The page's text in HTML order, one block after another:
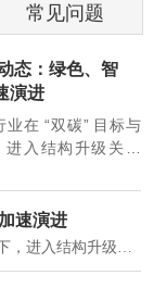
常见问题
态：绿色、智
演进
业在 “双碳” 目标与
入结构升级关键
格局持续优化。
速演进